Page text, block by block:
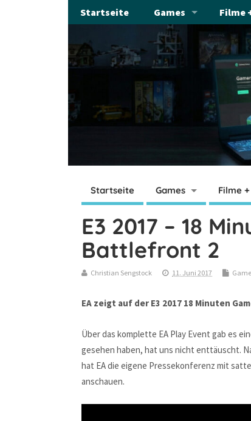
Startseite Games Filme
Startseite Games Filme
E3 2017 – 18
Battlefront 2
Christian Sengstock 11. Juni 2017
EA zeigt auf der E3 2017 18 Minuten
Über das komplette EA Play Event gab es
gesehen haben, hat uns nicht enttäuscht.
hat EA die eigene Pressekonferenz mit
anschauen.